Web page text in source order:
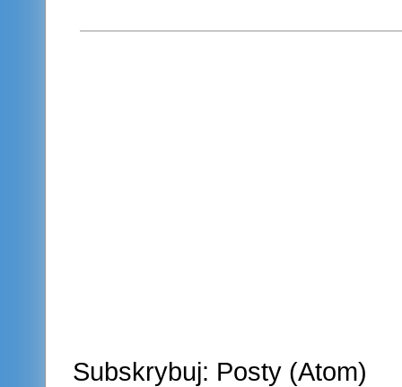
Subskrybuj: Posty (Atom)